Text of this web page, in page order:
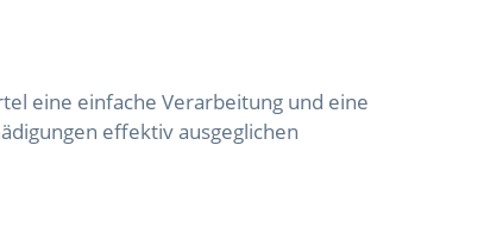
eine einfache Verarbeitung und eine
effektiv ausgeglichen